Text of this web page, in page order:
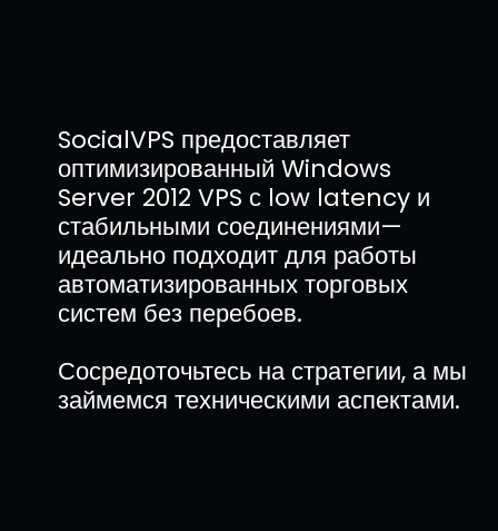
SocialVPS предоставляет
оптимизированный Windows
Server 2012 VPS с low latency и
стабильными соединениями—
идеально подходит для работы
автоматизированных торговых
систем без перебоев.
Сосредоточьтесь на стратегии, а мы
займемся техническими аспектами.